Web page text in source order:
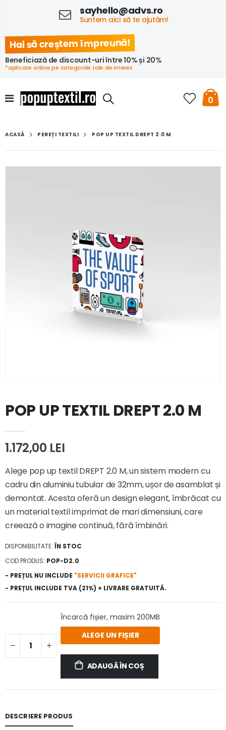
sayhello@advs.ro
Suntem aici să te ajutăm!
Hai să creștem împreună!
Beneficiază de discount-uri între 10% și 20%
*aplicate online pe categoriile tale de interes
0
ACASĂ PEREȚI TEXTILI POP UP TEXTIL DREPT 2.0 M
POP UP TEXTIL DREPT 2.0 M
1.172,00 LEI
Alege pop up textil DREPT 2.0 M, un sistem modern cu
cadru din aluminiu tubular de 32mm, ușor de asamblat și
demontat. Acesta oferă un design elegant, îmbrăcat cu
un material textil imprimat de mari dimensiuni, care
creează o imagine continuă, fără îmbinări.
DISPONIBILITATE: ÎN STOC
COD PRODUS: POP-D2.0
- PREȚUL NU INCLUDE "SERVICII GRAFICE"
- PREȚUL INCLUDE TVA (21%) + LIVRARE GRATUITĂ.
Încarcă fișier, maxim 200MB
ALEGE UN FIȘIER
ADAUGĂ ÎN COȘ
DESCRIERE PRODUS